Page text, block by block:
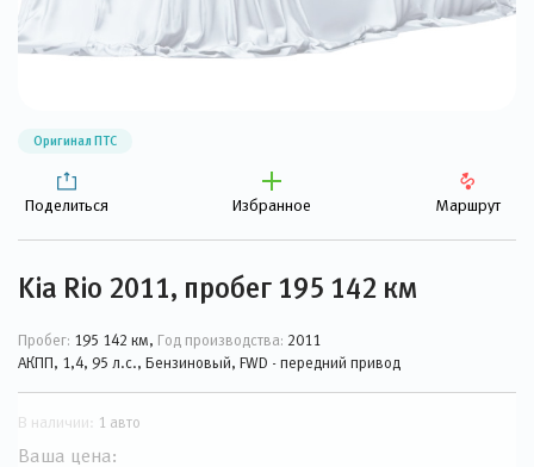
Оригинал ПТС
Поделиться Избранное Маршрут
Kia Rio 2011, пробег 195 142 км
Пробег: 195 142 км, Год производства: 2011
АКПП, 1,4, 95 л.с., Бензиновый, FWD - передний привод
В наличии: 1 авто
Ваша цена: